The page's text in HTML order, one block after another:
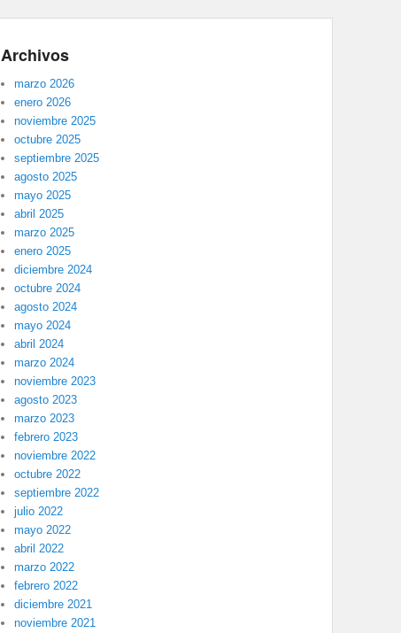
Archivos
marzo 2026
enero 2026
noviembre 2025
octubre 2025
septiembre 2025
agosto 2025
mayo 2025
abril 2025
marzo 2025
enero 2025
diciembre 2024
octubre 2024
agosto 2024
mayo 2024
abril 2024
marzo 2024
noviembre 2023
agosto 2023
marzo 2023
febrero 2023
noviembre 2022
octubre 2022
septiembre 2022
julio 2022
mayo 2022
abril 2022
marzo 2022
febrero 2022
diciembre 2021
noviembre 2021